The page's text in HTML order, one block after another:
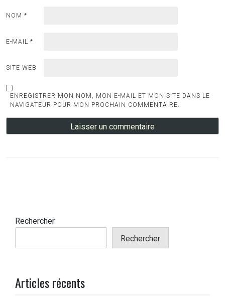
NOM *
E-MAIL *
SITE WEB
ENREGISTRER MON NOM, MON E-MAIL ET MON SITE DANS LE
NAVIGATEUR POUR MON PROCHAIN COMMENTAIRE.
Rechercher
Rechercher
Articles récents